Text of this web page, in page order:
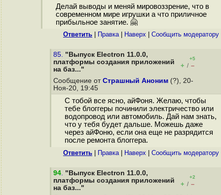
Делай выводы и меняй мировоззрение, что в
современном мире игрушки а что приличное
прибыльное занятие. 🤗
Ответить Правка| Наверх Cообщить модератору
85. "Выпуск Electron 11.0.0,
платформы создания приложений
на баз..."
+5
+ / –
Сообщение от Страшный Аноним (?), 20-
Ноя-20, 19:45
С тобой все ясно, айФоня. Желаю, чтобы
тебе блоггеры починили электричество или
водопровод или автомобиль. Дай нам знать,
что у тебя будет дальше. Можешь даже
через айФоню, если она еще не разрядится
после ремонта блоггера.
Ответить Правка| Наверх Cообщить модератору
94. "Выпуск Electron 11.0.0,
платформы создания приложений
на баз..."
+2
+ / –